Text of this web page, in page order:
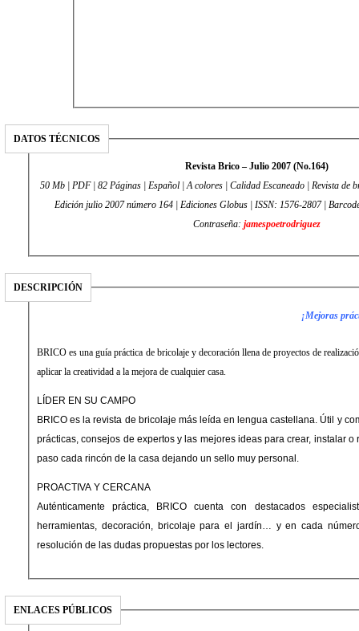
DATOS TÉCNICOS
Revista Brico – Julio 2007 (No.164)
50 Mb | PDF | 82 Páginas | Español | A colores | Calidad Escaneado | Revista de
Edición julio 2007 número 164 | Ediciones Globus | ISSN: 1576-2807 |
Contraseña: jamespoetrodriguez
DESCRIPCIÓN
¡Mejoras
BRICO es una guía práctica de bricolaje y decoración llena de proyectos de
aplicar la creatividad a la mejora de cualquier casa.
LÍDER EN SU CAMPO
BRICO es la revista de bricolaje más leída en lengua castellana. Útil y
prácticas, consejos de expertos y las mejores ideas para crear, instalar
paso cada rincón de la casa dejando un sello muy personal.
PROACTIVA Y CERCANA
Auténticamente práctica, BRICO cuenta con destacados
herramientas, decoración, bricolaje para el jardín… y en cada
resolución de las dudas propuestas por los lectores.
ENLACES PÚBLICOS